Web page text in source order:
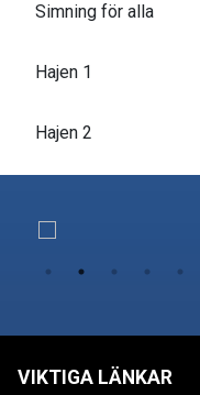
Simning för alla
Hajen 1
Hajen 2
VIKTIGA LÄNKAR